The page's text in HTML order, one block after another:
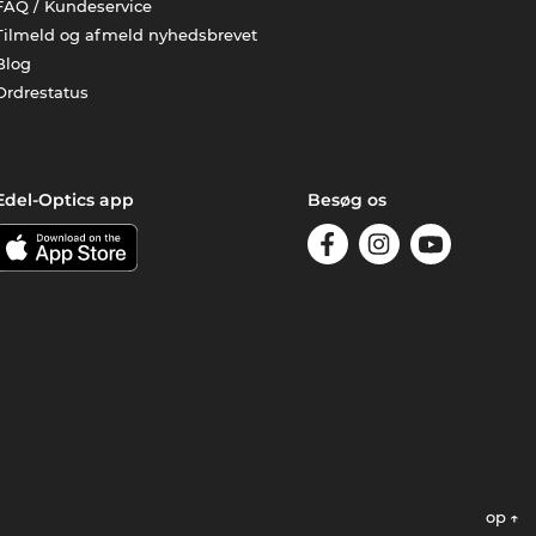
/ Kundeservice
og afmeld nyhedsbrevet
Optics app Besøg os
op